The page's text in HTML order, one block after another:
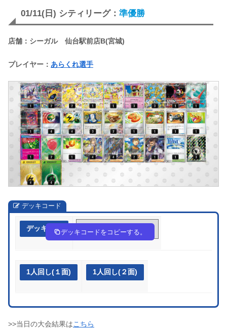
01/11(日) シティリーグ： 準優勝
店舗：シーガル 仙台駅前店B(宮城)
プレイヤー： あらくれ選手
デッキコード
デッキ作成 cxcaGc-amVIJN-88cxx4
デッキコードをコピーする。
1人回し(１面) 1人回し(２面)
>>当日の大会結果はこちら